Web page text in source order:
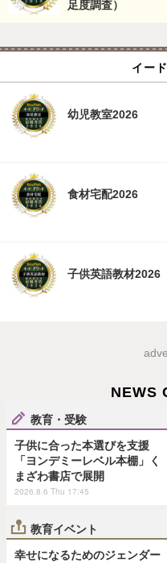
足度調査）
イー
幼児教室2026
食材宅配2026
子供英語教材2026
NEWS
教育・受験
子供に合った本選びを支援
「ヨンデミーレベル本棚」く
まざわ書店で展開
2026.8.6 Thu 17:45
教育イベント
幸せになるためのジェンダー